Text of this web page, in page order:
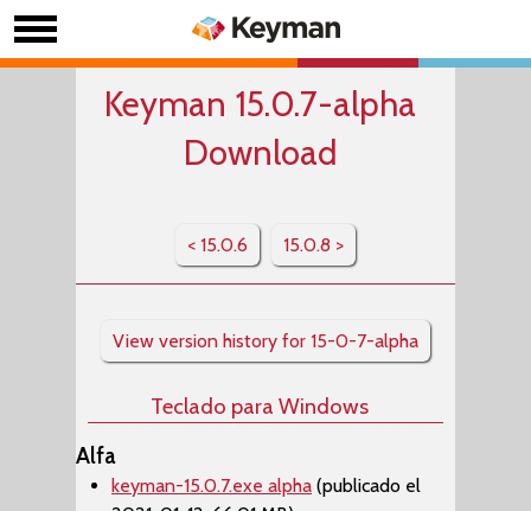
Keyman 15.0.7-alpha
Download
< 15.0.6 15.0.8 >
View version history for 15-0-7-alpha
Teclado para Windows
Alfa
keyman-15.0.7.exe alpha (publicado el